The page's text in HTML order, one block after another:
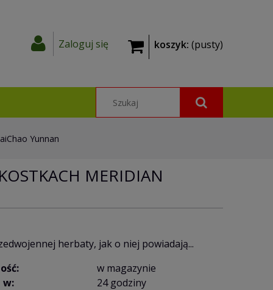
koszyk: (pusty)
Zaloguj się
Yunnan
MERIDIAN
herbaty, jak o niej powiadają...
w magazynie
w:
24 godziny